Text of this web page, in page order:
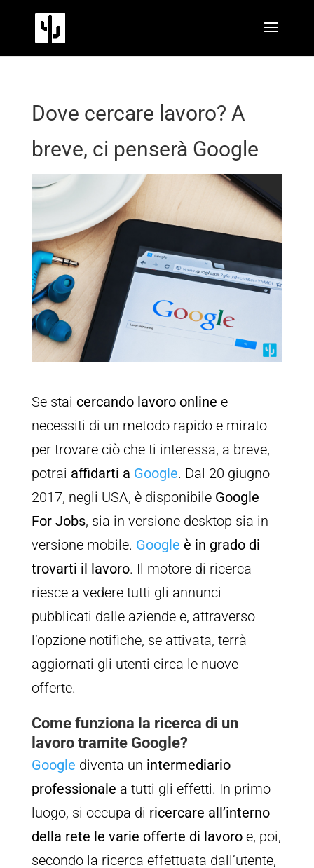
Dove cercare lavoro? A
breve, ci penserà Google
Se stai cercando lavoro online e
necessiti di un metodo rapido e mirato
per trovare ciò che ti interessa, a breve,
potrai affidarti a Google. Dal 20 giugno
2017, negli USA, è disponibile Google
For Jobs, sia in versione desktop sia in
versione mobile. Google è in grado di
trovarti il lavoro. Il motore di ricerca
riesce a vedere tutti gli annunci
pubblicati dalle aziende e, attraverso
l’opzione notifiche, se attivata, terrà
aggiornati gli utenti circa le nuove
offerte.
Come funziona la ricerca di un
lavoro tramite Google?
Google diventa un intermediario
professionale a tutti gli effetti. In primo
luogo, si occupa di ricercare all’interno
della rete le varie offerte di lavoroe, poi,
secondo la ricerca effettuata dall’utente,